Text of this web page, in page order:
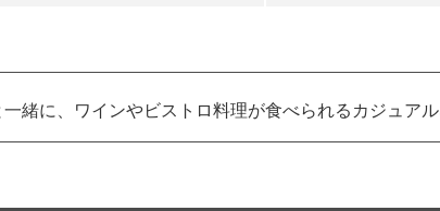
緒に、ワインやビストロ料理が食べられるカジュアル